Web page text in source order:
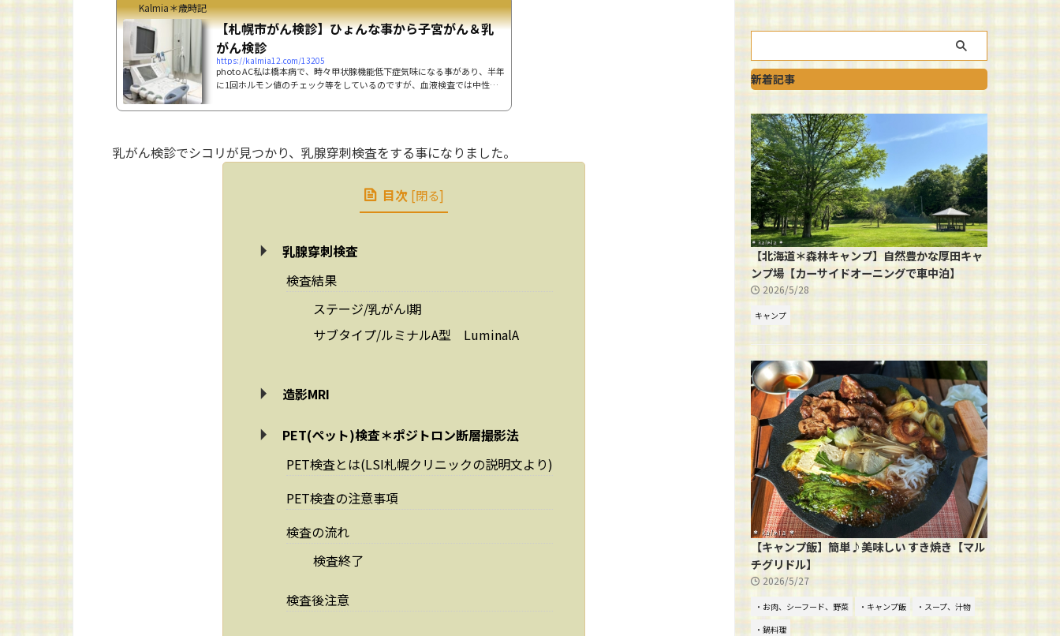
Kalmia＊歳時記
【札幌市がん検診】ひょんな事から子宮がん＆乳
がん検診
https://kalmia12.com/13205
photo AC私は橋本病で、時々甲状腺機能低下症気味になる事があり、半年
に1回ホルモン値のチェック等をしているのですが、血液検査では中性脂
らしい)そういえば、だいぶ前にOリングの漢方薬局で「脂肪(脂質？)の分
検査はしていなかったので、ついでにお腹全体(胸から下)をエコーで診て
もらう事に。腹部エコー胸から下～子...
乳がん検診でシコリが見つかり、乳腺穿刺検査をする事になりました。
目次 [閉る]
乳腺穿刺検査
検査結果
ステージ/乳がんⅠ期
サブタイプ/ルミナルA型 LuminalA
造影MRI
PET(ペット)検査＊ポジトロン断層撮影法
PET検査とは(LSI札幌クリニックの説明文より)
PET検査の注意事項
検査の流れ
検査終了
検査後注意
新着記事
【北海道＊森林キャンプ】自然豊かな厚田キャ
ンプ場【カーサイドオーニングで車中泊】
2026/5/28
キャンプ
【キャンプ飯】簡単♪美味しい すき焼き【マル
チグリドル】
2026/5/27
・お肉、シーフード、野菜 ・キャンプ飯
・スープ、汁物
・鍋料理